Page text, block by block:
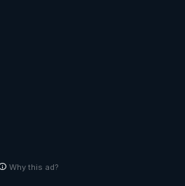
Why this ad?